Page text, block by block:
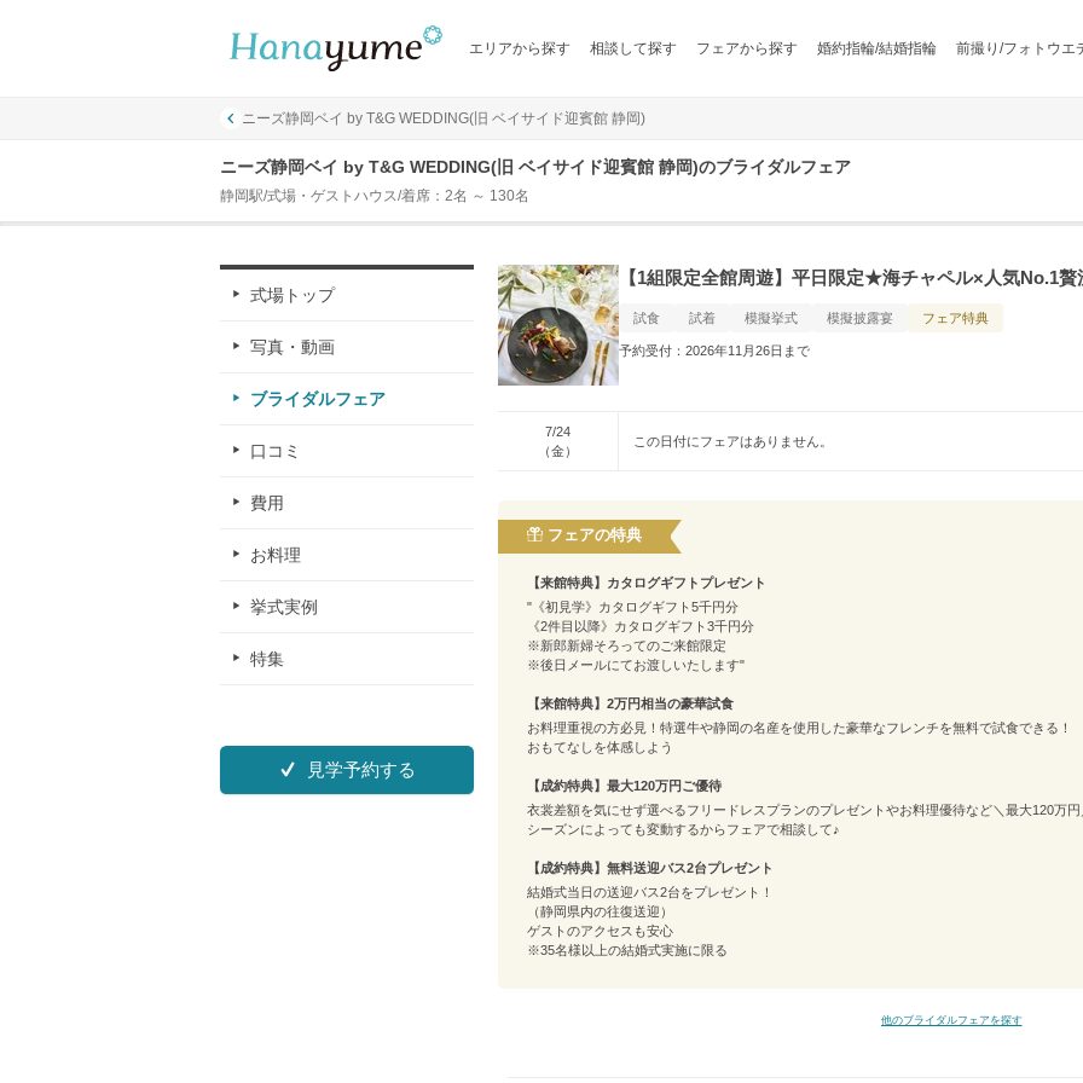
エリアから探す 相談して探す フェアから探す 婚約指輪/結婚指輪 前撮り/フォトウエ
ニーズ静岡ベイ by T&G WEDDING(旧 ベイサイド迎賓館 静岡)
ニーズ静岡ベイ by T&G WEDDING(旧 ベイサイド迎賓館 静岡)のブライダルフェア
静岡駅/式場・ゲストハウス/着席：2名 ～ 130名
式場トップ
写真・動画
ブライダルフェア
口コミ
費用
お料理
挙式実例
特集
見学予約する
【1組限定全館周遊】平日限定★海チャペル×人気No.1贅
試食 試着 模擬挙式 模擬披露宴 フェア特典
予約受付：2026年11月26日まで
7/24
（金）
この日付にフェアはありません。
フェアの特典
【来館特典】カタログギフトプレゼント
"《初見学》カタログギフト5千円分
《2件目以降》カタログギフト3千円分
※新郎新婦そろってのご来館限定
※後日メールにてお渡しいたします"
【来館特典】2万円相当の豪華試食
お料理重視の方必見！特選牛や静岡の名産を使用した豪華なフレンチを無料で試食できる！
おもてなしを体感しよう
【成約特典】最大120万円ご優待
衣裳差額を気にせず選べるフリードレスプランのプレゼントやお料理優待など＼最大120万円
シーズンによっても変動するからフェアで相談して♪
【成約特典】無料送迎バス2台プレゼント
結婚式当日の送迎バス2台をプレゼント！
（静岡県内の往復送迎）
ゲストのアクセスも安心
※35名様以上の結婚式実施に限る
他のブライダルフェアを探す